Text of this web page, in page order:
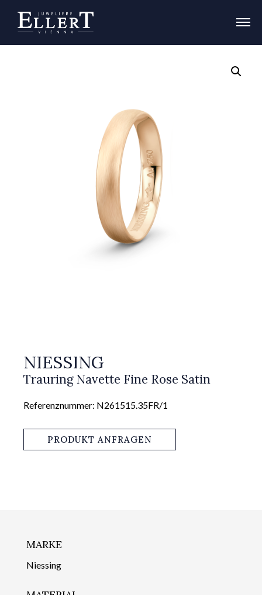
NIESSING
Trauring Navette Fine Rose Satin
Referenznummer: N261515.35FR/1
PRODUKT ANFRAGEN
MARKE
Niessing